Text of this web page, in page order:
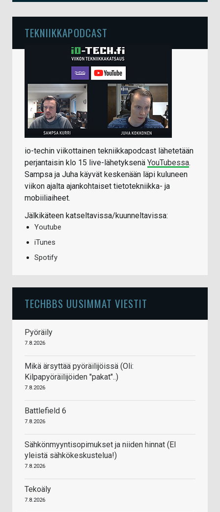
TEKNIIKKAPODCAST
io-techin viikottainen tekniikkapodcast lähetetään
perjantaisin klo 15 live-lähetyksenä YouTubessa.
Sampsa ja Juha käyvät keskenään läpi kuluneen
viikon ajalta ajankohtaiset tietotekniikka- ja
mobiiliaiheet.
Jälkikäteen katseltavissa/kuunneltavissa:
Youtube
iTunes
Spotify
TECHBBS UUSIMMAT VIESTIT
Pyöräily
7.8.2026
Mikä ärsyttää pyöräilijöissä (Oli:
Kilpapyöräilijöiden "pakat"..)
7.8.2026
Battlefield 6
7.8.2026
Sähkönmyyntisopimukset ja niiden hinnat (EI
yleistä sähkökeskustelua!)
7.8.2026
Tekoäly
7.8.2026